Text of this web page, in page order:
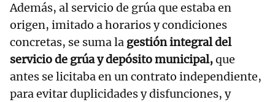
Además, al servicio de grúa que estaba en
origen, imitado a horarios y condiciones
concretas, se suma la gestión integral del
servicio de grúa y depósito municipal,que
antes se licitaba en un contrato independiente,
para evitar duplicidades y disfunciones, y